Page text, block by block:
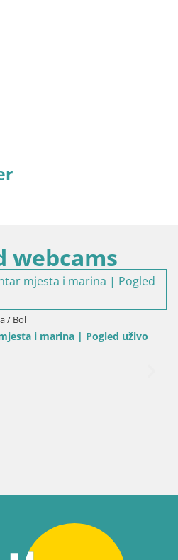
webcams
| Pogled uživo Web